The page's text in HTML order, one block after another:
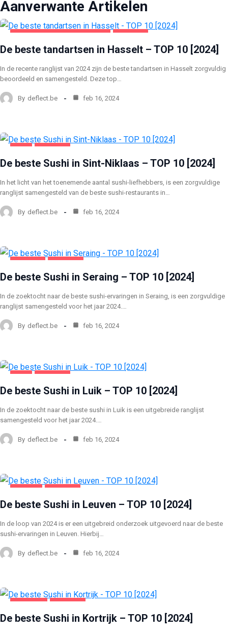
Aanverwante Artikelen
De beste tandartsen in Hasselt – TOP 10 [2024]
In de recente ranglijst van 2024 zijn de beste tandartsen in Hasselt zorgvuldig
beoordeeld en samengesteld. Deze top…
By deflect.be feb 16, 2024
De beste Sushi in Sint-Niklaas – TOP 10 [2024]
In het licht van het toenemende aantal sushi-liefhebbers, is een zorgvuldige
ranglijst samengesteld van de beste sushi-restaurants in…
By deflect.be feb 16, 2024
De beste Sushi in Seraing – TOP 10 [2024]
In de zoektocht naar de beste sushi-ervaringen in Seraing, is een zorgvuldige
ranglijst samengesteld voor het jaar 2024.…
By deflect.be feb 16, 2024
De beste Sushi in Luik – TOP 10 [2024]
In de zoektocht naar de beste sushi in Luik is een uitgebreide ranglijst
samengesteld voor het jaar 2024.…
By deflect.be feb 16, 2024
De beste Sushi in Leuven – TOP 10 [2024]
In de loop van 2024 is er een uitgebreid onderzoek uitgevoerd naar de beste
sushi-ervaringen in Leuven. Hierbij…
By deflect.be feb 16, 2024
De beste Sushi in Kortrijk – TOP 10 [2024]